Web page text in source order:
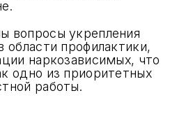
вопросы укрепления
области профилактики,
наркозависимых, что
одно из приоритетных
работы.